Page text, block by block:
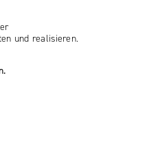
und realisieren.